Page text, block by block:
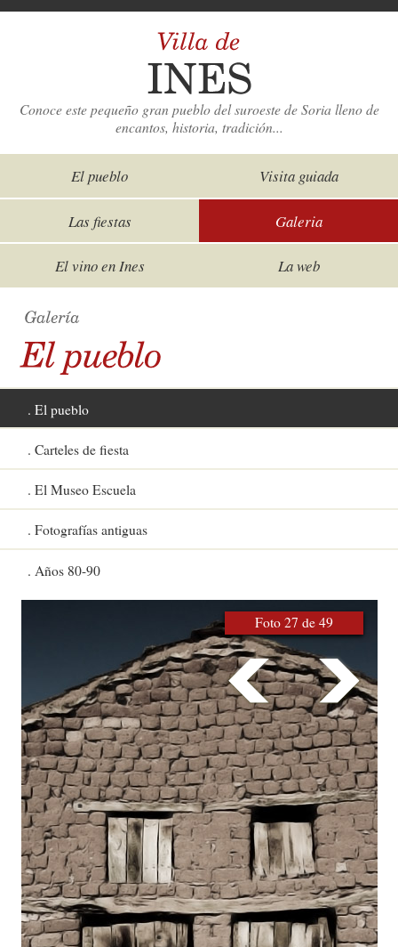
Conoce este pequeño gran pueblo del suroeste de Soria lleno de
encantos, historia, tradición...
El pueblo Visita guiada
Las fiestas Galeria
El vino en Ines La web
El pueblo
Carteles de fiesta
El Museo Escuela
Fotografías antiguas
Años 80-90
Foto 27 de 49